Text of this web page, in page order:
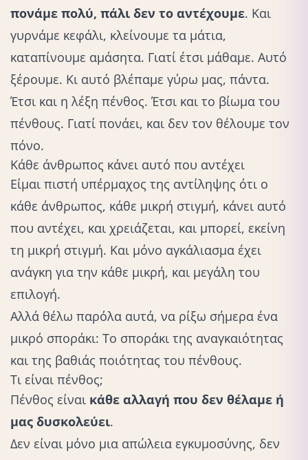
πονάμε πολύ, πάλι δεν το αντέχουμε. Και
γυρνάμε κεφάλι, κλείνουμε τα μάτια,
καταπίνουμε αμάσητα. Γιατί έτσι μάθαμε. Αυτό
ξέρουμε. Κι αυτό βλέπαμε γύρω μας, πάντα.
Έτσι και η λέξη πένθος. Έτσι και το βίωμα του
πένθους. Γιατί πονάει, και δεν τον θέλουμε τον
πόνο.
Κάθε άνθρωπος κάνει αυτό που αντέχει
Είμαι πιστή υπέρμαχος της αντίληψης ότι ο
κάθε άνθρωπος, κάθε μικρή στιγμή, κάνει αυτό
που αντέχει, και χρειάζεται, και μπορεί, εκείνη
τη μικρή στιγμή. Και μόνο αγκάλιασμα έχει
ανάγκη για την κάθε μικρή, και μεγάλη του
επιλογή.
Αλλά θέλω παρόλα αυτά, να ρίξω σήμερα ένα
μικρό σποράκι: Το σποράκι της αναγκαιότητας
και της βαθιάς ποιότητας του πένθους.
Τι είναι πένθος;
Πένθος είναι κάθε αλλαγή που δεν θέλαμε ή
μας δυσκολεύει.
Δεν είναι μόνο μια απώλεια εγκυμοσύνης, δεν